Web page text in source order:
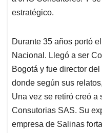
estratégico.
Durante 35 años portó
Nacional. Llegó a ser
Bogotá y fue director
donde según sus
Una vez se retiró creó a
Consutorias SAS. Su
empresa de Salinas